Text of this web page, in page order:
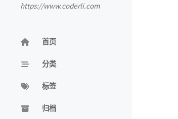
https://www.coderli.com
首页
分类
标签
归档